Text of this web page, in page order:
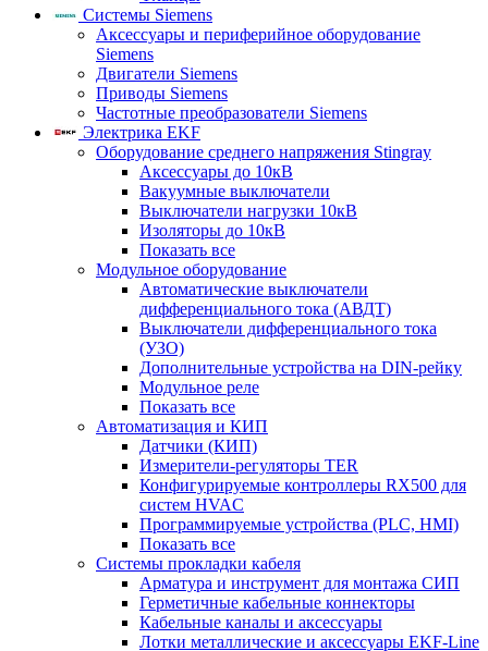
Системы Siemens
Аксессуары и периферийное оборудование
Siemens
Двигатели Siemens
Приводы Siemens
Частотные преобразователи Siemens
Электрика EKF
Оборудование среднего напряжения Stingray
Аксессуары до 10кВ
Вакуумные выключатели
Выключатели нагрузки 10кВ
Изоляторы до 10кВ
Показать все
Модульное оборудование
Автоматические выключатели
дифференциального тока (АВДТ)
Выключатели дифференциального тока
(УЗО)
Дополнительные устройства на DIN-рейку
Модульное реле
Показать все
Автоматизация и КИП
Датчики (КИП)
Измерители-регуляторы TER
Конфигурируемые контроллеры RX500 для
систем HVAC
Программируемые устройства (PLC, HMI)
Показать все
Системы прокладки кабеля
Арматура и инструмент для монтажа СИП
Герметичные кабельные коннекторы
Кабельные каналы и аксессуары
Лотки металлические и аксессуары EKF-Line